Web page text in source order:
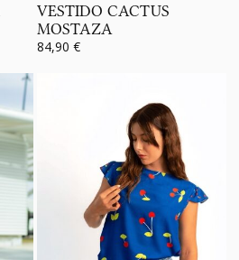
VESTIDO CACTUS
MOSTAZA
84,90 €